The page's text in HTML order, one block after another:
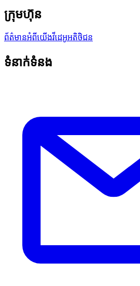
ក្រុមហ៊ុន
ព័ត៌មានអំពីយើងវីដេអូអតិថិជន
ទំនាក់ទំនង